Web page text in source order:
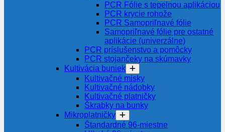
PCR Fólie s tepelnou aplikáciou
PCR krycie rohože
PCR Samopriľnavé fólie
Samopriľnavé fólie pre ostatné
aplikácie (univerzálne)
PCR príslušenstvo a pomôcky
PCR stojančeky na skúmavky
Kultivácia buniek
Kultivačné misky
Kultivačné nádobky
Kultivačné platničky
Škrabky na bunky
Mikroplatničky
Štandardné 96-miestne